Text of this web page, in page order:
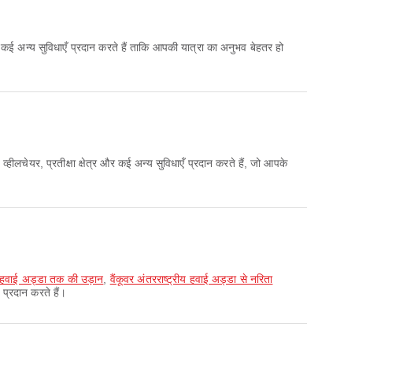
अन्य सुविधाएँ प्रदान करते हैं ताकि आपकी यात्रा का अनुभव बेहतर हो
प्रतीक्षा क्षेत्र और कई अन्य सुविधाएँ प्रदान करते हैं, जो आपके
हवाई अड्डा तक की उड़ान वैंकूवर अंतरराष्ट्रीय हवाई अड्डा से नरिता
करते हैं।